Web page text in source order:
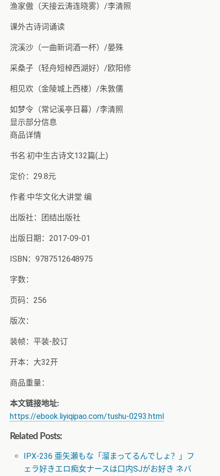
渔家傲（天接云涛连晓雾）/李清照
课外古诗词诵读
浣溪沙（一曲新词酒一杯）/晏殊
采桑子（轻舟短棹西湖好）/欧阳修
相见欢（金陵城上西楼）/朱敦儒
如梦令（常记溪亭日暮）/李清照
显示部分信息
商品详情
书名:初中生古诗文132篇(上)
定价：29.8元
作者:中华文化大讲堂 编
出版社：团结出版社
出版日期：2017-09-01
ISBN：9787512648975
字数：
页码：256
版次：
装帧：平装-胶订
开本：大32开
商品重量：
本文链接地址:
https://ebook.liyiqipao.com/tushu-0293.html
Related Posts:
IPX-236 亜矢瀬もな「溜まってるんでしょ？」フ
ェラ好きエロ痴女ナースは口内SJがお好き ネバ